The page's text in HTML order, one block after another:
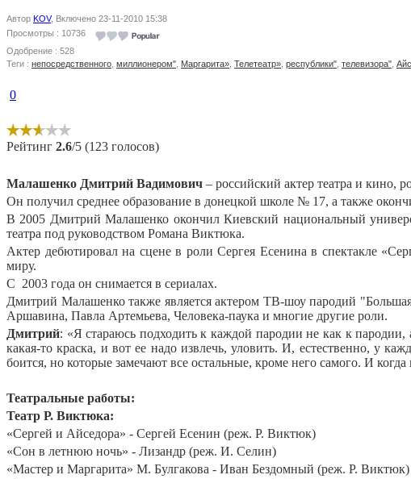
Автор KOV, Включено 23-11-2010 15:38
Просмотры : 10736
Одобрение : 528
Теги : непосредственного миллионером" Маргарита» Телетеатр» республики" телевизора"
0
Рейтинг 2.6/5 (123 голосов)
Малашенко Дмитрий Вадимович – российский актер театра и кино,
Он получил среднее образование в донецкой школе № 17, а также
В 2005 Дмитрий Малашенко окончил Киевский национальный
театра под руководством Романа Виктюка.
Актер дебютировал на сцене в роли Сергея Есенина в спектакле
миру.
С 2003 года он снимается в сериалах.
Дмитрий Малашенко также является актером ТВ-шоу пародий
Аршавина, Павла Артемьева, Человека-паука и многие другие роли.
Дмитрий: «Я стараюсь подходить к каждой пародии не как к
какая-то краска, и вот ее надо извлечь, уловить. И, естественно, у
боится, но которые замечают все остальные, кроме него самого. И
Театральные работы:
Театр Р. Виктюка:
«Сергей и Айседора» - Сергей Есенин (реж. Р. Виктюк)
«Сон в летнюю ночь» - Лизандр (реж. И. Селин)
«Мастер и Маргарита» М. Булгакова - Иван Бездомный (реж. Р. Виктюк)